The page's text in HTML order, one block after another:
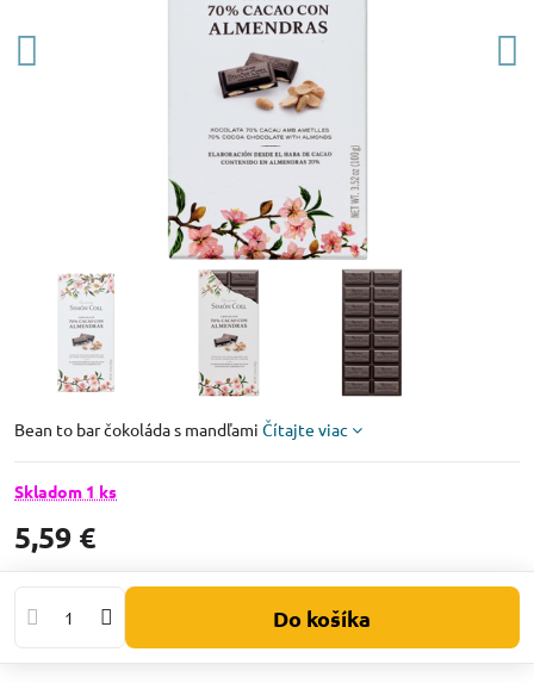
Bean to bar čokoláda s mandľami Čítajte viac
Skladom 1 ks
5,59 €
Do košíka